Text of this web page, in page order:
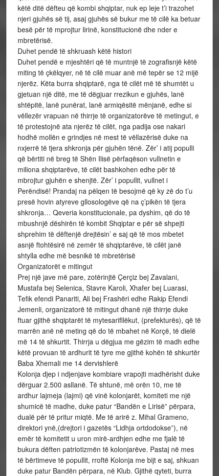
këtë ditë dëfteu që kombi shqiptar, nuk ep leje t’i trazohet
njeri gjuhës së tij, asaj gjuhës së bukur me të cilë ka betuar
besë për të mprojtur lirinë, konstitucionë dhe nder e
mbretërisë.
Duhet pendë të shkruash këtë histori
Duhet pendë e mjeshtëri që të muntnjë të zografisnjë këtë
miting të çkëlqyer, në të cilë muar anë më tepër se 12 mijë
njerëz. Këta burra shqiptarë, nga të cilët më të shumtët u
gjetuan një ditë, me të dëgjuar rrezikun e gjuhës, lanë
shtëpitë, lanë punërat, lanë armiqësitë mënjanë, edhe si
vëllezër vrapuan në thirrje të organizatorëve të metingut, e
të protestojnë ata njerëz të cilët, nga padija ose nakari
hodhë mollën e grindjes në mest të vëllazërisë duke na
nxjerrë të tjera shkronja për gjuhën tënë. Zër’ i atij populli
që bërtiti në breg të Shën Ilisë përfaqëson vullnetin e
miliona shqiptarëve, të cilët bashkohen edhe për të
mbrojtur gjuhën e shenjtë. Zër’ i popullit, vullnet i
Perëndisë! Prandaj na pëlqen të besojmë që ky zë do t’u
presë hovin atyreve gllosologëve që na ç’pikën të tjera
shkronja… Qeveria konstitucionale, pa dyshim, që do të
mbushnjë dëshirën të kombit Shqiptar e për së shpejti
shprehim të dëftenjë drejtësin’ e saj që të mos mbetet
asnjë ftohtësirë në zemër të shqiptarëve, të cilët janë
shtylla edhe më besnikë të mbretërisë
Organizatorët e mitingut
Prej një jave më pare, zotërinjtë Çerçiz bej Zavalani,
Mustafa bej Selenica, Stavre Karoli, Xhafer bej Luarasi,
Tefik efendi Panariti, Ali bej Frashëri edhe Rakip Efendi
Jemenli, organizatorë të mitingut dhanë një thirrje duke
ftuar gjithë shqiptarët të mytesarifllëkut, (prefekturës), që të
marrën anë në meting që do të mbahet në Korçë, të dielë
më 14 të shkurtit. Thirrja u dëgjua me gëzim të madh edhe
këtë provuan të ardhurit të tyre me gjithë kohën të shkurtër
Baba Xhemali me 14 dervishlerë
Kolonja djep i ndjenjave kombiare vrapojti madhërisht duke
dërguar 2.500 asllanë. Të shtunë, më orën 10, me të
ardhur lajmeja (lajmi) që vinë kolonjarët, komiteti me një
shumicë të madhe, duke patur “Bandën e Lirisë” përpara,
dualë për të pritur miqtë. Me të arirë z. Mihal Grameno,
direktori ynë,(drejtori i gazetës “Lidhja ortdodokse”), në
emër të komitetit u uron mirë-ardhjen edhe me fjalë të
bukura dëften patriotizmën të kolonjarëve. Pastaj në mes
të bërtimeve të popullit, rroftë Kolonja me bijt e saj, shkuan
duke patur Bandën përpara, në Klub. Gjithë qyteti, burra